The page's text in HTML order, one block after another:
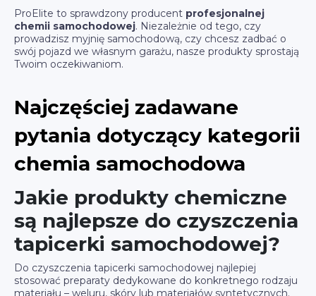
ProElite to sprawdzony producent profesjonalnej
chemii samochodowej. Niezależnie od tego, czy
prowadzisz myjnię samochodową, czy chcesz zadbać o
swój pojazd we własnym garażu, nasze produkty sprostają
Twoim oczekiwaniom.
Najczęściej zadawane
pytania dotyczący kategorii
chemia samochodowa
Jakie produkty chemiczne
są najlepsze do czyszczenia
tapicerki samochodowej?
Do czyszczenia tapicerki samochodowej najlepiej
stosować preparaty dedykowane do konkretnego rodzaju
materiału – weluru, skóry lub materiałów syntetycznych.